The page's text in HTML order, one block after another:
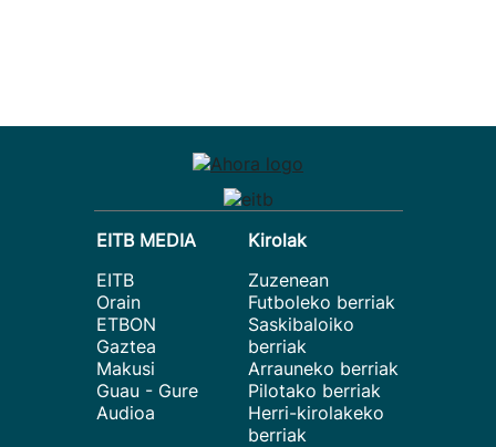
EITB MEDIA
EITB
Orain
ETBON
Gaztea
Makusi
Guau - Gure
Audioa
Kirolak
Zuzenean
Futboleko berriak
Saskibaloiko
berriak
Arrauneko berriak
Pilotako berriak
Herri-kirolakeko
berriak